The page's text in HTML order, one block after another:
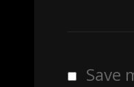
Save